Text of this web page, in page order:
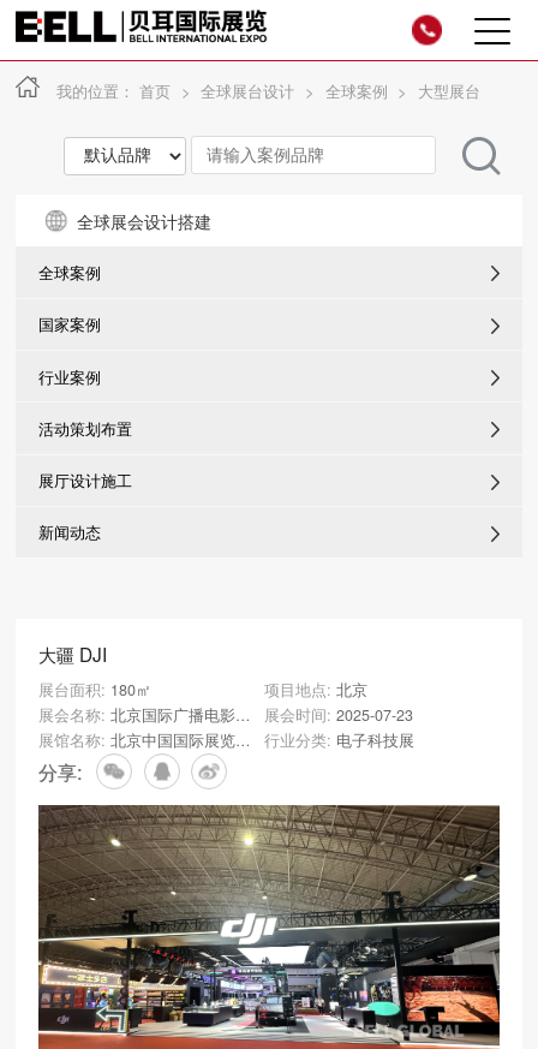
我的位置： 首页 > 全球展台设计 > 全球案例 > 大型展台
全球展会设计搭建
全球案例
国家案例
行业案例
活动策划布置
展厅设计施工
新闻动态
大疆 DJI
展台面积: 180㎡ 项目地点: 北京
展会名称:北京国际广播电影电视展览会（BIRTV） 展会时间: 2025-07-23
展馆名称: 北京中国国际展览中心 行业分类: 电子科技展
分享: